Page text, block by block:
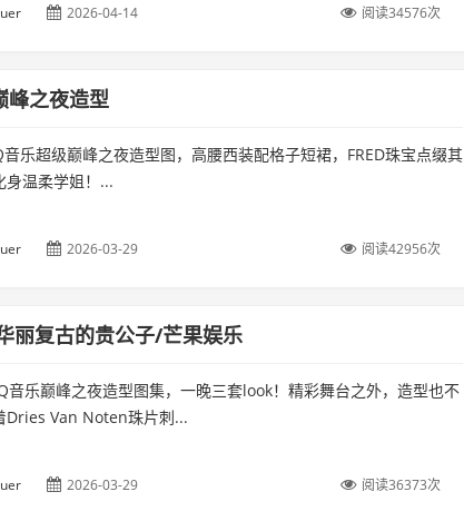
2026-04-14 阅读34576次
峰之夜造型
乐超级巅峰之夜造型图，高腰西装配格子短裙，FRED珠宝点缀其
身温柔学姐！...
2026-03-29 阅读42956次
丽复古的贵公子/芒果娱乐
音乐巅峰之夜造型图集，一晚三套look！精彩舞台之外，造型也不
Dries Van Noten珠片刺...
2026-03-29 阅读36373次